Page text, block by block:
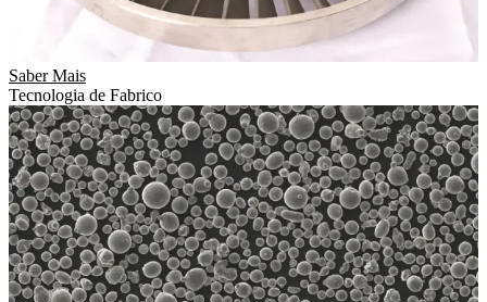
Saber Mais
Tecnologia de Fabrico